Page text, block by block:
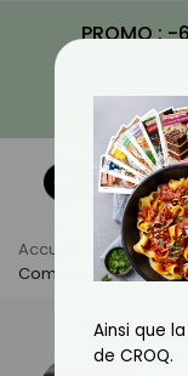
PROMO :
Accueil Actus
Comment Cuisiner
Ainsi que
de CROQ.